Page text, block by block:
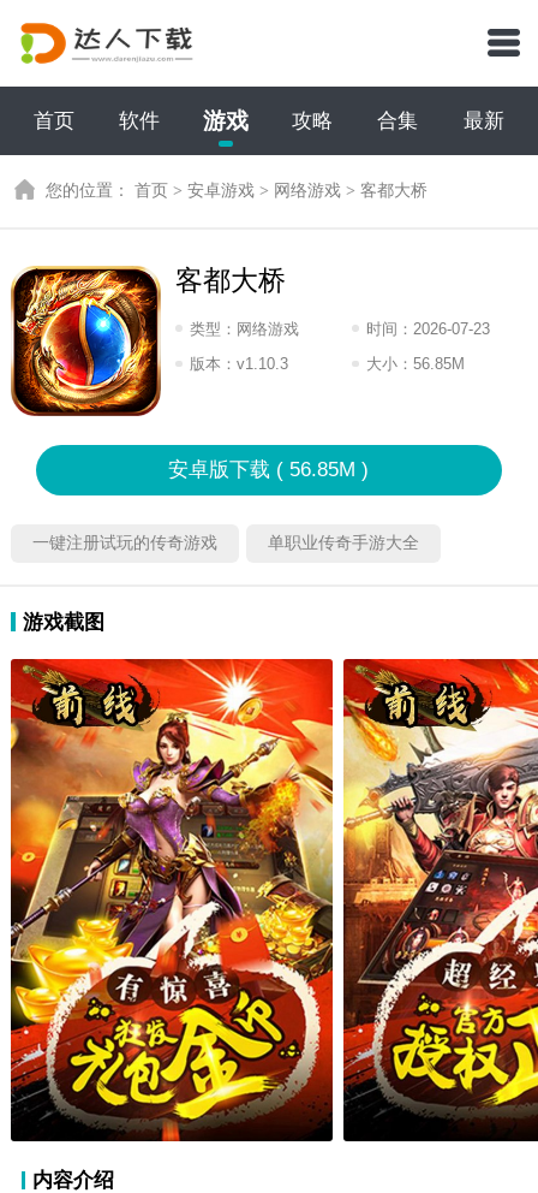
首页 软件 游戏 攻略 合集 最新
您的位置：首页 >安卓游戏 > 网络游戏 >客都大桥
客都大桥
类型： 网络游戏 时间： 2026-07-23
15:2026
版本：v1.10.3 大小： 56.85M
安卓版下载 ( 56.85M )
一键注册试玩的传奇游戏 单职业传奇手游大全
游戏截图
内容介绍